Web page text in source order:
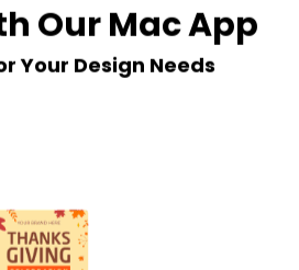
Our Mac App
Your Design Needs